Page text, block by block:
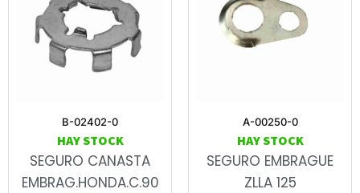
B-02402-0
HAY STOCK
SEGURO CANASTA
EMBRAG.HONDA.C.90
A-00250-0
HAY STOCK
SEGURO EMBRAGUE
ZLLA 125